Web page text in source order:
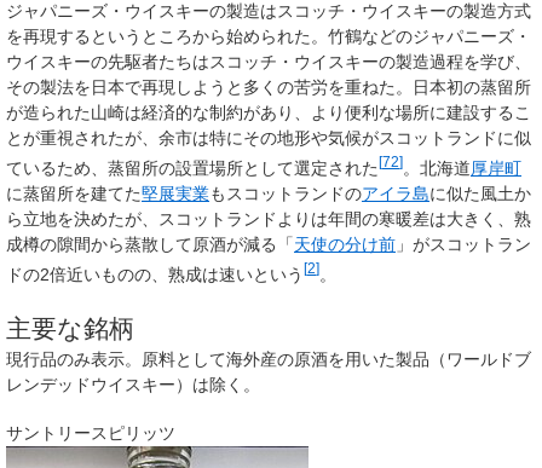
ジャパニーズ・ウイスキーの製造はスコッチ・ウイスキーの製造方式
を再現するというところから始められた。竹鶴などのジャパニーズ・
ウイスキーの先駆者たちはスコッチ・ウイスキーの製造過程を学び、
その製法を日本で再現しようと多くの苦労を重ねた。日本初の蒸留所
が造られた山崎は経済的な制約があり、より便利な場所に建設するこ
とが重視されたが、余市は特にその地形や気候がスコットランドに似
ているため、蒸留所の設置場所として選定された [72] 。北海道厚岸町
に蒸留所を建てた堅展実業もスコットランドのアイラ島に似た風土か
ら立地を決めたが、スコットランドよりは年間の寒暖差は大きく、熟
成樽の隙間から蒸散して原酒が減る「天使の分け前 」がスコットラン
ドの2倍近いものの、熟成は速いという [2] 。
主要な銘柄
現行品のみ表示。原料として海外産の原酒を用いた製品（ワールドブ
レンデッドウイスキー）は除く。
サントリースピリッツ